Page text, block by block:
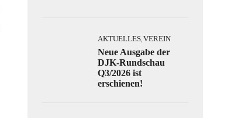
AKTUELLES, VEREIN
Neue Ausgabe der
DJK-Rundschau
Q3/2026 ist
erschienen!